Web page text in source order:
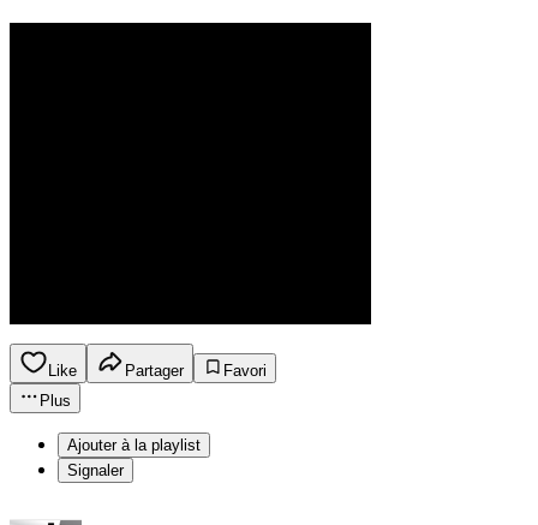
Like Partager
Favori
Plus
Ajouter à la playlist
Signaler